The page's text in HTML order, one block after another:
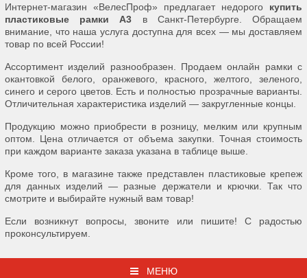
Интернет-магазин «ВелесПроф» предлагает недорого купить
пластиковые рамки А3 в Санкт-Петербурге. Обращаем
внимание, что наша услуга доступна для всех — мы доставляем
товар по всей России!
Ассортимент изделий разнообразен. Продаем онлайн рамки с
окантовкой белого, оранжевого, красного, желтого, зеленого,
синего и серого цветов. Есть и полностью прозрачные варианты.
Отличительная характеристика изделий — закругленные концы.
Продукцию можно приобрести в розницу, мелким или крупным
оптом. Цена отличается от объема закупки. Точная стоимость
при каждом варианте заказа указана в таблице выше.
Кроме того, в магазине также представлен пластиковые крепеж
для данных изделий — разные держатели и крючки. Так что
смотрите и выбирайте нужный вам товар!
Если возникнут вопросы, звоните или пишите! С радостью
проконсультируем.
МЕНЮ